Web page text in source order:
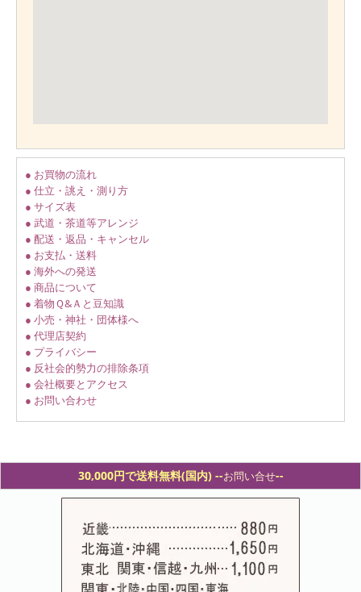
● お買物の流れ
● 仕立・誂え・測り方
● サイズ表
● 武道・茶道等アレンジ
● 配送・返品・キャンセル
● お支払・送料
● 海外への発送
● 商品について
● 着物Ｑ&Ａと豆知識
● 小売・神社・団体様へ
● 代理店契約
● プライバシー
● 反社会的勢力の排除条項
● 会社概要とアクセス
● お問い合わせ
30,000円で送料無料(国内) --お問い合せ--